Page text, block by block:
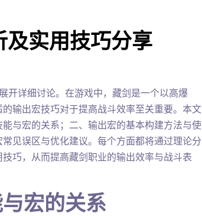
实用技巧分享
开详细讨论。在游戏中，藏剑是一个以高爆
输出宏技巧对于提高战斗效率至关重要。本文
与宏的关系；二、输出宏的基本构建方法与使
见误区与优化建议。每个方面都将通过理论分
巧，从而提高藏剑职业的输出效率与战斗表
宏的关系